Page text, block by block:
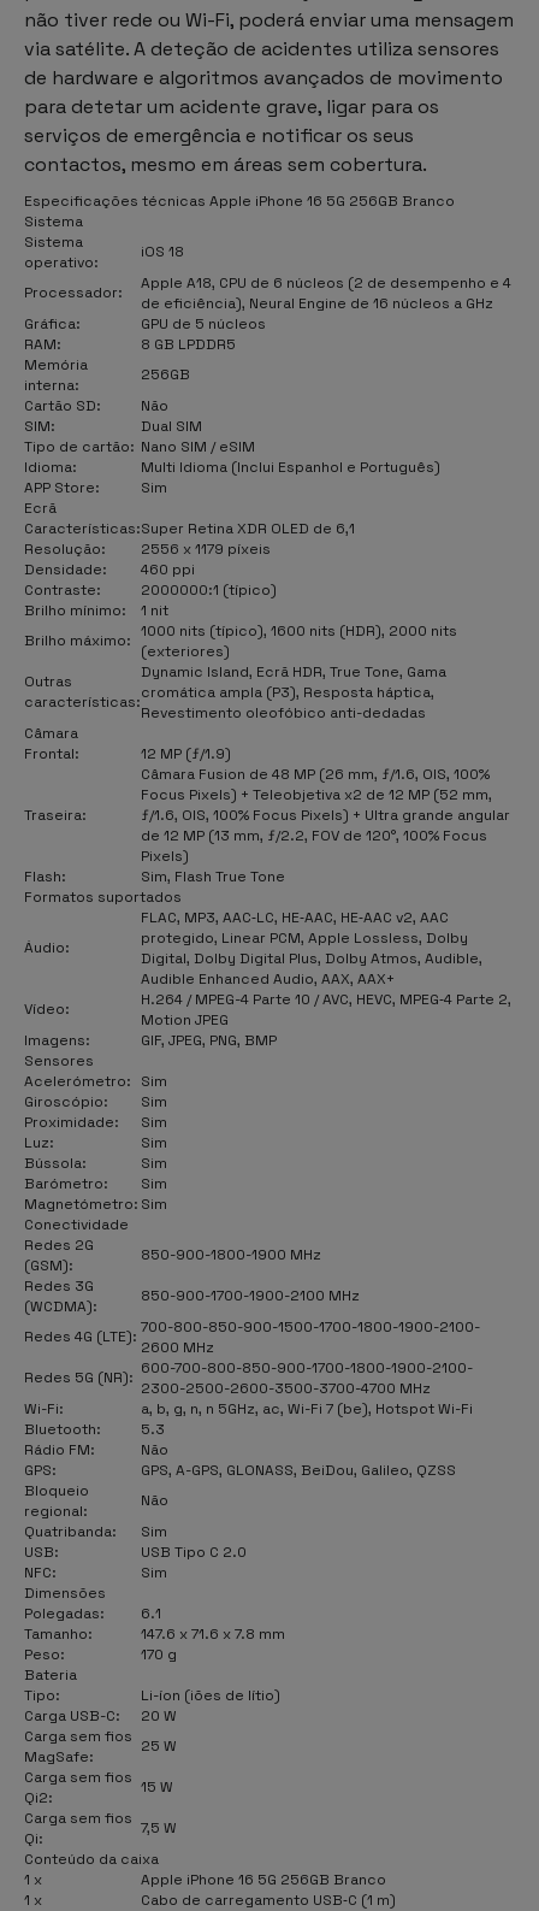
não tiver rede ou Wi-Fi, poderá enviar uma mensagem
via satélite. A deteção de acidentes utiliza sensores
de hardware e algoritmos avançados de movimento
para detetar um acidente grave, ligar para os
serviços de emergência e notificar os seus
contactos, mesmo em áreas sem cobertura.
Especificações técnicas Apple iPhone 16 5G 256GB Branco
Sistema
Sistema
operativo:
iOS 18
Processador:
Apple A18, CPU de 6 núcleos (2 de desempenho e 4
de eficiência), Neural Engine de 16 núcleos a GHz
Gráfica:
GPU de 5 núcleos
RAM:
8 GB LPDDR5
Memória
interna:
256GB
Cartão SD:
Não
SIM:
Dual SIM
Tipo de cartão: Nano SIM / eSIM
Idioma:
Multi Idioma (Inclui Espanhol e Português)
APP Store:
Sim
Ecrã
Características:Super Retina XDR OLED de 6,1
Resolução:
2556 x 1179 píxeis
Densidade:
460 ppi
Contraste:
2000000:1 (típico)
Brilho mínimo:
1 nit
Brilho máximo: 1000 nits (típico), 1600 nits (HDR), 2000 nits
(exteriores)
Outras
características:
Dynamic Island, Ecrã HDR, True Tone, Gama
cromática ampla (P3), Resposta háptica,
Revestimento oleofóbico anti-dedadas
Câmara
Frontal:
12 MP (ƒ/1.9)
Traseira:
Câmara Fusion de 48 MP (26 mm, ƒ/1.6, OIS, 100%
Focus Pixels) + Teleobjetiva x2 de 12 MP (52 mm,
ƒ/1.6, OIS, 100% Focus Pixels) + Ultra grande angular
de 12 MP (13 mm, ƒ/2.2, FOV de 120°, 100% Focus
Pixels)
Flash:
Sim, Flash True Tone
Formatos suportados
Áudio:
FLAC, MP3, AAC‑LC, HE‑AAC, HE‑AAC v2, AAC
protegido, Linear PCM, Apple Lossless, Dolby
Digital, Dolby Digital Plus, Dolby Atmos, Audible,
Audible Enhanced Audio, AAX, AAX+
Vídeo:
H.264 / MPEG-4 Parte 10 / AVC, HEVC, MPEG‑4 Parte 2,
Motion JPEG
Imagens:
GIF, JPEG, PNG, BMP
Sensores
Acelerómetro:
Sim
Giroscópio:
Sim
Proximidade:
Sim
Luz:
Sim
Bússola:
Sim
Barómetro:
Sim
Magnetómetro: Sim
Conectividade
Redes 2G
(GSM):
850-900-1800-1900 MHz
Redes 3G
(WCDMA):
850-900-1700-1900-2100 MHz
Redes 4G (LTE): 700-800-850-900-1500-1700-1800-1900-2100-
2600 MHz
Redes 5G (NR): 600-700-800-850-900-1700-1800-1900-2100-
2300-2500-2600-3500-3700-4700 MHz
Wi-Fi:
a, b, g, n, n 5GHz, ac, Wi-Fi 7 (be), Hotspot Wi-Fi
Bluetooth:
5.3
Rádio FM:
Não
GPS:
GPS, A-GPS, GLONASS, BeiDou, Galileo, QZSS
Bloqueio
regional:
Não
Quatribanda:
Sim
USB:
USB Tipo C 2.0
NFC:
Sim
Dimensões
Polegadas:
6.1
Tamanho:
147.6 x 71.6 x 7.8 mm
Peso:
170 g
Bateria
Tipo:
Li-íon (iões de lítio)
Carga USB-C:
20 W
Carga sem fios
MagSafe:
25 W
Carga sem fios
Qi2:
15 W
Carga sem fios
Qi:
7,5 W
Conteúdo da caixa
1 x
Apple iPhone 16 5G 256GB Branco
1 x
Cabo de carregamento USB‑C (1 m)